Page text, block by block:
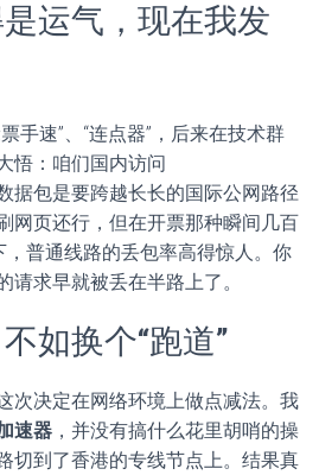
运气，现在我发
手速”、“连点器”，后来在技术群
悟：咱们国内访问
据包是要跨越长长的国际公网路径
网页还行，但在开票那种瞬间几百
，普通线路的丢包率高得惊人。你
请求早就被丢在半路上了。
如换个“跑道”
次决定在网络环境上做点减法。我
速器 ，并没有搞什么花里胡哨的操
切到了香港的专线节点上。结果真